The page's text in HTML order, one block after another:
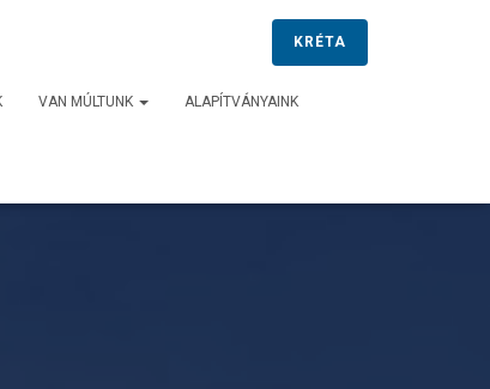
KRÉTA
VAN MÚLTUNK ALAPÍTVÁNYAINK